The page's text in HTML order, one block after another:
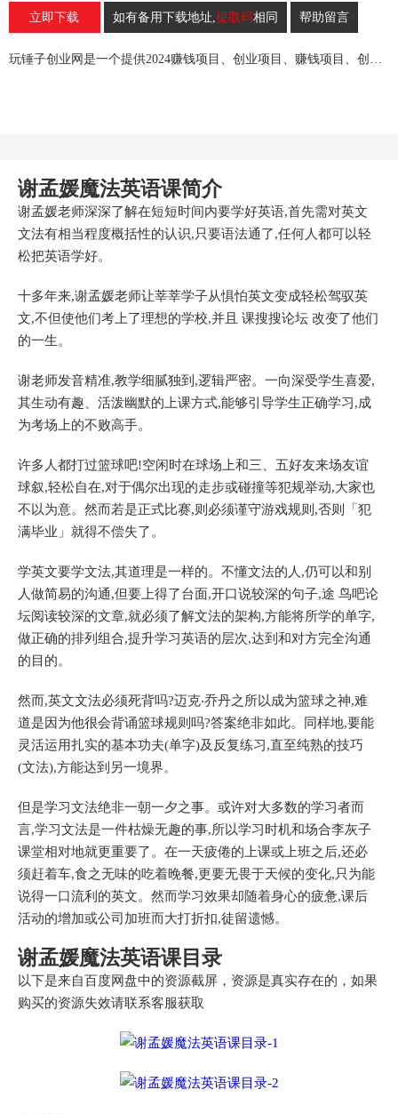
）
立即下载 如有备用下载地址,提取码相同 帮助留言
玩锤子创业网是一个提供2024赚钱项目、创业项目、赚钱项目、创业赚钱教程、引流教程的创业网,欢迎来玩锤子创业网！
谢孟媛魔法英语课简介
谢孟媛老师深深了解在短短时间内要学好英语,首先需对英文
文法有相当程度概括性的认识,只要语法通了,任何人都可以轻
松把英语学好。
十多年来,谢孟媛老师让莘莘学子从惧怕英文变成轻松驾驭英
文,不但使他们考上了理想的学校,并且 课搜搜论坛 改变了他们
的一生。
谢老师发音精准,教学细腻独到,逻辑严密。一向深受学生喜爱,
其生动有趣、活泼幽默的上课方式,能够引导学生正确学习,成
为考场上的不败高手。
许多人都打过篮球吧!空闲时在球场上和三、五好友来场友谊
球叙,轻松自在,对于偶尔出现的走步或碰撞等犯规举动,大家也
不以为意。然而若是正式比赛,则必须谨守游戏规则,否则「犯
满毕业」就得不偿失了。
学英文要学文法,其道理是一样的。不懂文法的人,仍可以和别
人做简易的沟通,但要上得了台面,开口说较深的句子,途 鸟吧论
坛阅读较深的文章,就必须了解文法的架构,方能将所学的单字,
做正确的排列组合,提升学习英语的层次,达到和对方完全沟通
的目的。
然而,英文文法必须死背吗?迈克‧乔丹之所以成为篮球之神,难
道是因为他很会背诵篮球规则吗?答案绝非如此。同样地,要能
灵活运用扎实的基本功夫(单字)及反复练习,直至纯熟的技巧
(文法),方能达到另一境界。
但是学习文法绝非一朝一夕之事。或许对大多数的学习者而
言,学习文法是一件枯燥无趣的事,所以学习时机和场合李灰子
课堂相对地就更重要了。在一天疲倦的上课或上班之后,还必
须赶着车,食之无味的吃着晚餐,更要无畏于天候的变化,只为能
说得一口流利的英文。然而学习效果却随着身心的疲惫,课后
活动的增加或公司加班而大打折扣,徒留遗憾。
谢孟媛魔法英语课目录
以下是来自百度网盘中的资源截屏，资源是真实存在的，如果
购买的资源失效请联系客服获取